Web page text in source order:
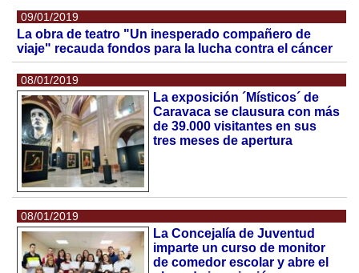
09/01/2019
La obra de teatro "Un inesperado compañero de
viaje" recauda fondos para la lucha contra el cáncer
08/01/2019
La exposición ´Místicos´ de
Caravaca se clausura con más
de 39.000 visitantes en sus
tres meses de apertura
08/01/2019
La Concejalía de Juventud
imparte un curso de monitor
de comedor escolar y abre el